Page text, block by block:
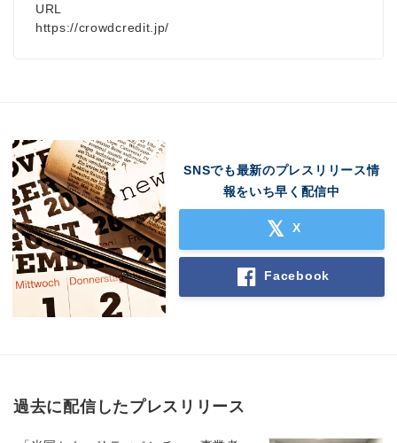
URL
https://crowdcredit.jp/
SNSでも最新のプレスリリース情
報をいち早く配信中
X
Facebook
過去に配信したプレスリリース